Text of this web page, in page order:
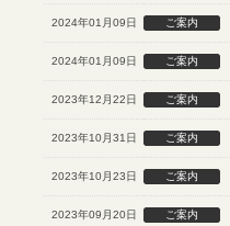
2024年01月09日 ご案内
2024年01月09日 ご案内
2023年12月22日 ご案内
2023年10月31日 ご案内
2023年10月23日 ご案内
2023年09月20日 ご案内